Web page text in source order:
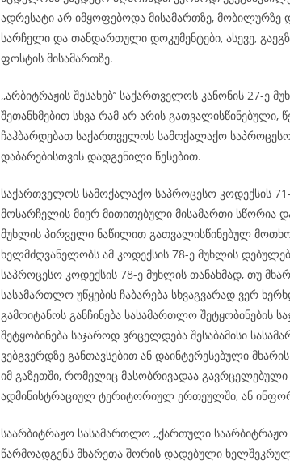
ადრესატი არ იმყოფებოდა მისამართზე, მობილურზე
სარჩელი და თანდართული დოკუმენტები, ასევე,
ფოსტის მისამართზე.
,,არბიტრაჟის შესახებ’’ საქართველოს კანონის 27-ე
შეთანხმებით სხვა რამ არ არის გათვალისწინებული,
ჩაჰბარდებათ საქართველოს სამოქალაქო
დაბარებისთვის დადგენილი წესებით.
საქართველოს სამოქალაქო საპროცესო კოდექსის
მოსარჩელის მიერ მითითებული მისამართი სწორია
მუხლის პირველი ნაწილით გათვალისწინებულ
ხელმძღვანელობს ამ კოდექსის 78-ე მუხლის
საპროცესო კოდექსის 78-ე მუხლის თანახმად, თუ
სასამართლო უწყების ჩაბარება სხვაგვარად ვერ
გამოიტანოს განჩინება სასამართლო შეტყობინების
შეტყობინება საჯაროდ ვრცელდება შესაბამისი
ვებგვერდზე განთავსებით ან დაინტერესებული
იმ გაზეთში, რომელიც მასობრივადაა
ადმინისტრაციულ ტერიტორიულ ერთეულში, ან
საარბიტრაჟო სასამართლო ,,ქართული საარბიტრაჟო
წარმოადგენს მხარეთა შორის დადებული